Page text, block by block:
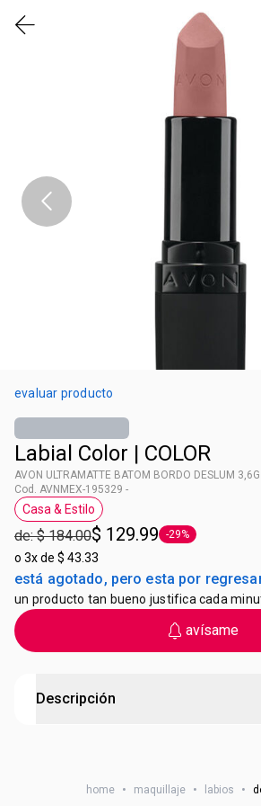
evaluar producto
Labial Color | COLOR
AVON ULTRAMATTE BATOM BORDO DESLUM 3,6G
Cod. AVNMEX-195329 -
Etiqueta Casa & Estilo
Casa & Estilo
de: $ 184.00$ 129.99 Etiqueta -29%
-29%
o 3x de $ 43.33
está agotado, pero esta por
un producto tan bueno justifica cada
avísame
Descripción
elección perfecta para un acabado
home • maquillaje • labios •